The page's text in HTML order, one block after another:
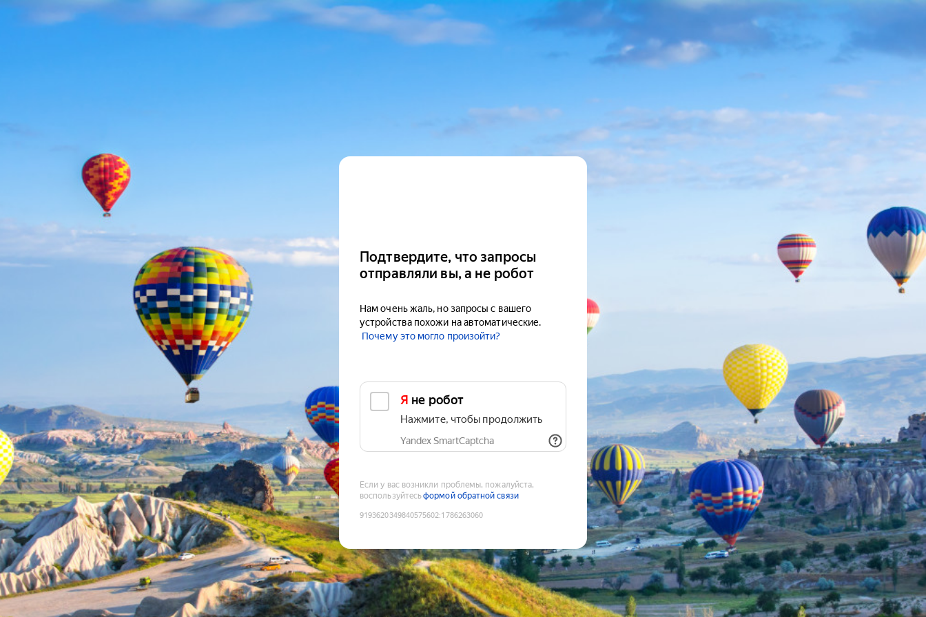
Подтвердите, что запросы
отправляли вы, а не робот
Нам очень жаль, но запросы с вашего
устройства похожи на автоматические.
Почему это могло произойти?
Я не робот
Нажмите, чтобы продолжить
Yandex SmartCaptcha
Если у вас возникли проблемы, пожалуйста,
воспользуйтесьформой обратной связи
9193620349840575602:1786263060